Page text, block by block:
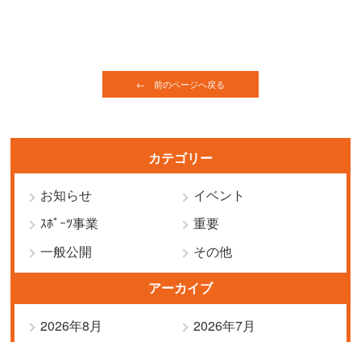
← 前のページへ戻る
カテゴリー
お知らせ
イベント
ｽﾎﾟｰﾂ事業
重要
一般公開
その他
アーカイブ
2026年8月
2026年7月